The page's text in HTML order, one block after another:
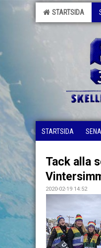
STARTSIDA
STARTSIDA
Tack alla
2020-02-19 14:52